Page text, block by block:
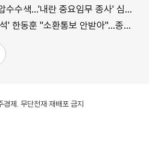
...'내란 중요임무 종사' 심우정 관련 수사
소환통보 안받아"…종합특검 "의원실 수령했다"
제. 무단전재·재배포 금지